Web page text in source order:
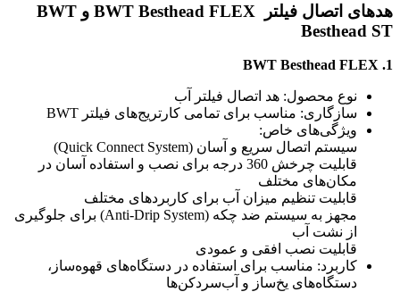
هدهای اتصال فیلتر BWT Besthead FLEX و BWT
Besthead ST
1. BWT Besthead FLEX
نوع محصول: هد اتصال فیلتر آب
سازگاری: مناسب برای تمامی کارتریج‌های فیلتر BWT
ویژگی‌های خاص:
سیستم اتصال سریع و آسان (Quick Connect System)
قابلیت چرخش 360 درجه برای نصب و استفاده آسان در
مکان‌های مختلف
قابلیت تنظیم میزان آب برای کاربردهای مختلف
مجهز به سیستم ضد چکه (Anti-Drip System) برای جلوگیری
از نشت آب
قابلیت نصب افقی و عمودی
کاربرد: مناسب برای استفاده در دستگاه‌های قهوه‌ساز،
دستگاه‌های یخ‌ساز و آب‌سردکن‌ها